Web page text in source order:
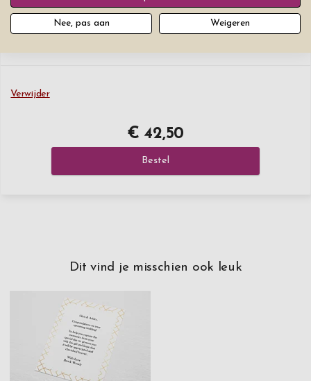
Verwijder
€ 42,50
Bestel
Dit vind je misschien ook leuk
Nee, pas aan Weigeren